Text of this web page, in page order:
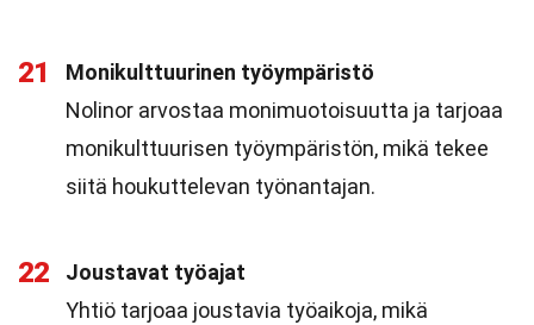
21
Monikulttuurinen työympäristö
Nolinor arvostaa monimuotoisuutta ja tarjoaa
monikulttuurisen työympäristön, mikä tekee
siitä houkuttelevan työnantajan.
22
Joustavat työajat
Yhtiö tarjoaa joustavia työaikoja, mikä